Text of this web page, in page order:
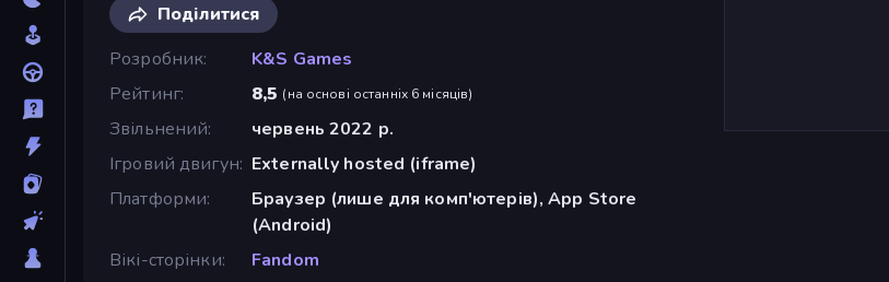
Поділитися
Розробник
K&S Games
Рейтинг
8,5 (на основі останніх 6 місяців)
Звільнений
червень 2022 р.
Ігровий двигун Externally hosted (iframe)
Платформи
Браузер (лише для комп'ютерів), App Store
(Android)
Вікі-сторінки
Fandom